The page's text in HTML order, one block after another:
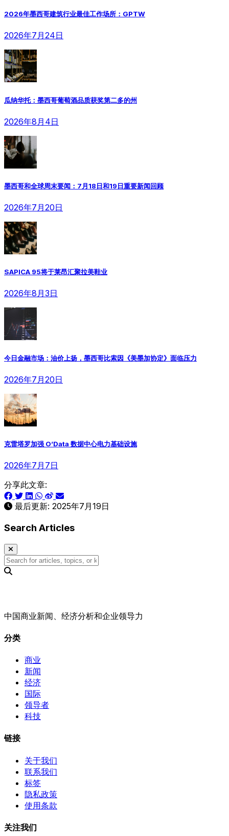
2026年墨西哥建筑行业最佳工作场所：GPTW
2026年7月24日
瓜纳华托：墨西哥葡萄酒品质获奖第二多的州
2026年8月4日
墨西哥和全球周末要闻：7月18日和19日重要新闻回顾
2026年7月20日
SAPICA 95将于莱昂汇聚拉美鞋业
2026年8月3日
今日金融市场：油价上扬，墨西哥比索因《美墨加协定》面临压力
2026年7月20日
克雷塔罗加强 O’Data 数据中心电力基础设施
2026年7月7日
分享此文章:
最后更新: 2025年7月19日
Search Articles
中国商业新闻、经济分析和企业领导力
分类
商业
新闻
经济
国际
领导者
科技
链接
关于我们
联系我们
标签
隐私政策
使用条款
关注我们